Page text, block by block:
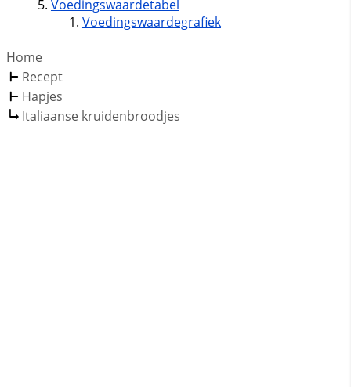
Voedingswaardetabel
Voedingswaardegrafiek
Home
Recept
Hapjes
Italiaanse kruidenbroodjes